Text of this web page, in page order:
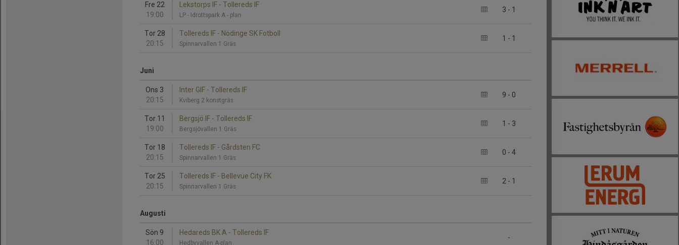
Fre 22
19:00
3 - 1
Lekstorps IF - Tollereds IF
LP - Idrottspark A - plan
Tor 28
20:15
1 - 1
Tollereds IF - Nödinge SK Fotboll
Spinnarvallen 1 Gräs
Juni
Ons 3
20:15
9 - 0
Inter GIF - Tollereds IF
Kviberg 2 konstgräs
Tor 11
19:00
1 - 3
Bergsjö IF - Tollereds IF
Bergsjövallen 1 Gräs
Tor 18
20:15
0 - 4
Tollereds IF - Gårdsten FC
Spinnarvallen 1 Gräs
Tor 25
20:15
2 - 1
Tollereds IF - Bellevue City FK
Spinnarvallen 1 Gräs
Augusti
Sön 9
16:00
-
Hedareds BK A - Tollereds IF
Hedbyvallen A-plan